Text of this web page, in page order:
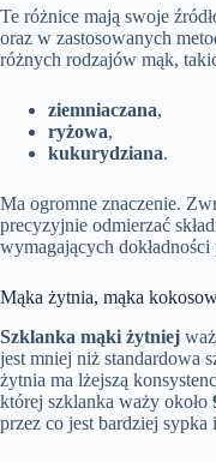
Te różnice mają swoje
oraz w zastosowanych
różnych rodzajów mąk,
ziemniaczana,
ryżowa,
kukurydziana.
Ma ogromne znaczenie.
precyzyjnie odmierzać
wymagających
Mąka żytnia, mąka
Szklanka mąki żytniej
jest mniej niż standardowa
żytnia ma lżejszą
której szklanka waży około
przez co jest bardziej sypka